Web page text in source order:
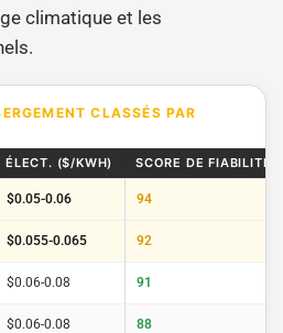
climatique et les
CLASSÉS PAR
ÉLECT. ($/KWH) SCORE DE FIABILITÉ
$0.05-0.06 94
$0.055-0.065 92
$0.06-0.08 91
$0.06-0.08 88